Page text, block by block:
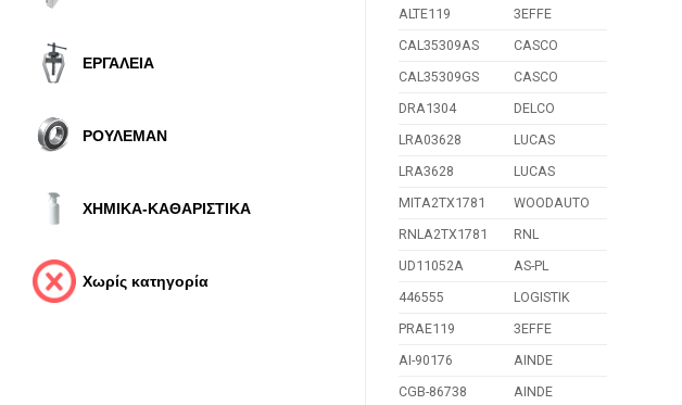
ΕΡΓΑΛΕΙΑ
ΡΟΥΛΕΜΑΝ
ΧΗΜΙΚΑ-ΚΑΘΑΡΙΣΤΙΚΑ
Χωρίς κατηγορία
ALTE119
3EFFE
CAL35309AS
CASCO
CAL35309GS
CASCO
DRA1304
DELCO
LRA03628
LUCAS
LRA3628
LUCAS
MITA2TX1781
WOODAUTO
RNLA2TX1781
RNL
UD11052A
AS-PL
446555
LOGISTIK
PRAE119
3EFFE
AI-90176
AINDE
CGB-86738
AINDE